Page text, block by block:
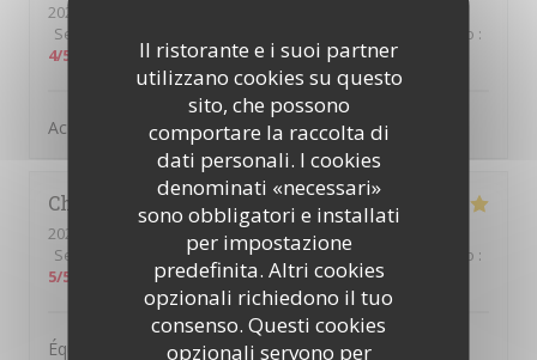
Il ristorante e i suoi partner
utilizzano cookies su questo
sito, che possono
comportare la raccolta di
dati personali. I cookies
denominati «necessari»
sono obbligatori e installati
per impostazione
predefinita. Altri cookies
opzionali richiedono il tuo
consenso. Questi cookies
opzionali servono per
2022-03-12
Servizio
Qualità / Prezzo :
4/5
Accueil sympathique. Cuisine moyenne
Christelle
2022-03-12
- 13:45 - Ospiti 7
Servizio
Atmosfera: 5/5 Cucina: 5/5 Qualità / Prezzo :
5/5
Équipe sympathique et souriante